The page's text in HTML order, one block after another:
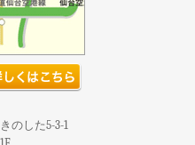
のした5-3-1